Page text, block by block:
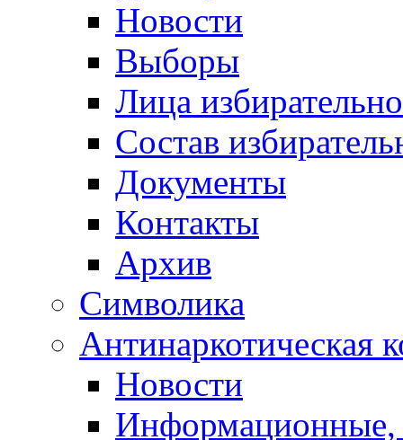
Новости
Выборы
Лица
Состав
Документы
Контакты
Архив
Символика
Антинаркотическая
Новости
Информационные,